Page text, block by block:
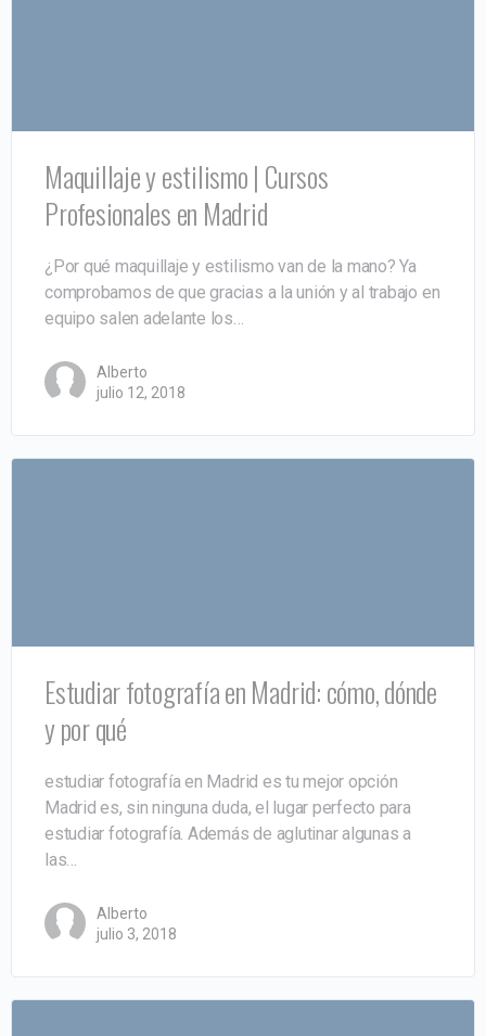
Maquillaje y estilismo | Cursos
Profesionales en Madrid
¿Por qué maquillaje y estilismo van de la mano? Ya
comprobamos de que gracias a la unión y al trabajo en
equipo salen adelante los…
Alberto
julio 12, 2018
Estudiar fotografía en Madrid: cómo, dónde
y por qué
estudiar fotografía en Madrid es tu mejor opción
Madrid es, sin ninguna duda, el lugar perfecto para
estudiar fotografía. Además de aglutinar algunas a
las…
Alberto
julio 3, 2018